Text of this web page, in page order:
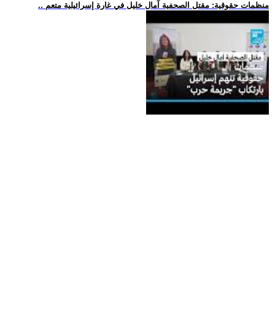
.. منظمات حقوقية: مقتل الصحفية آمال خليل في غارة إسرائيلية متعم